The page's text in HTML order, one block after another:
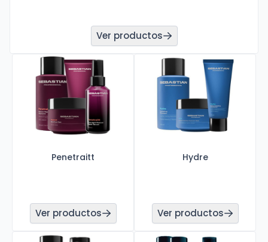
Ver productos
Penetraitt
Ver productos
Hydre
Ver productos